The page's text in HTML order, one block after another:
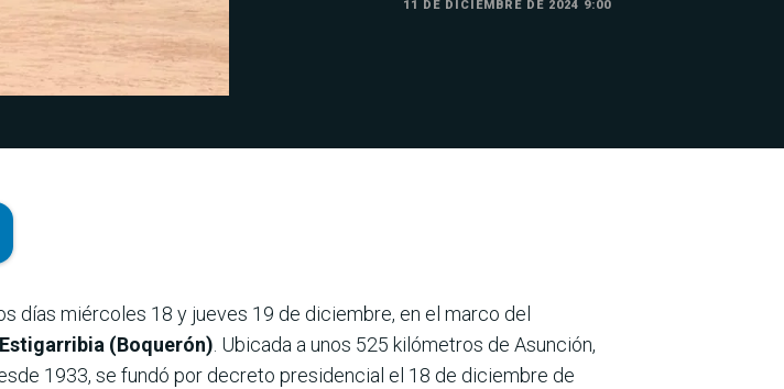
11 DE DICIEMBRE DE 2024 9:00
días miércoles 18 y jueves 19 de diciembre, en el marco del
(Boquerón). Ubicada a unos 525 kilómetros de Asunción,
1933, se fundó por decreto presidencial el 18 de diciembre de